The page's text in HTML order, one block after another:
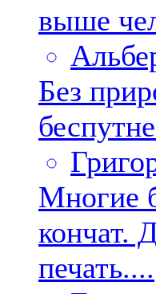
выше
Без
Многие
кончат.
печать....